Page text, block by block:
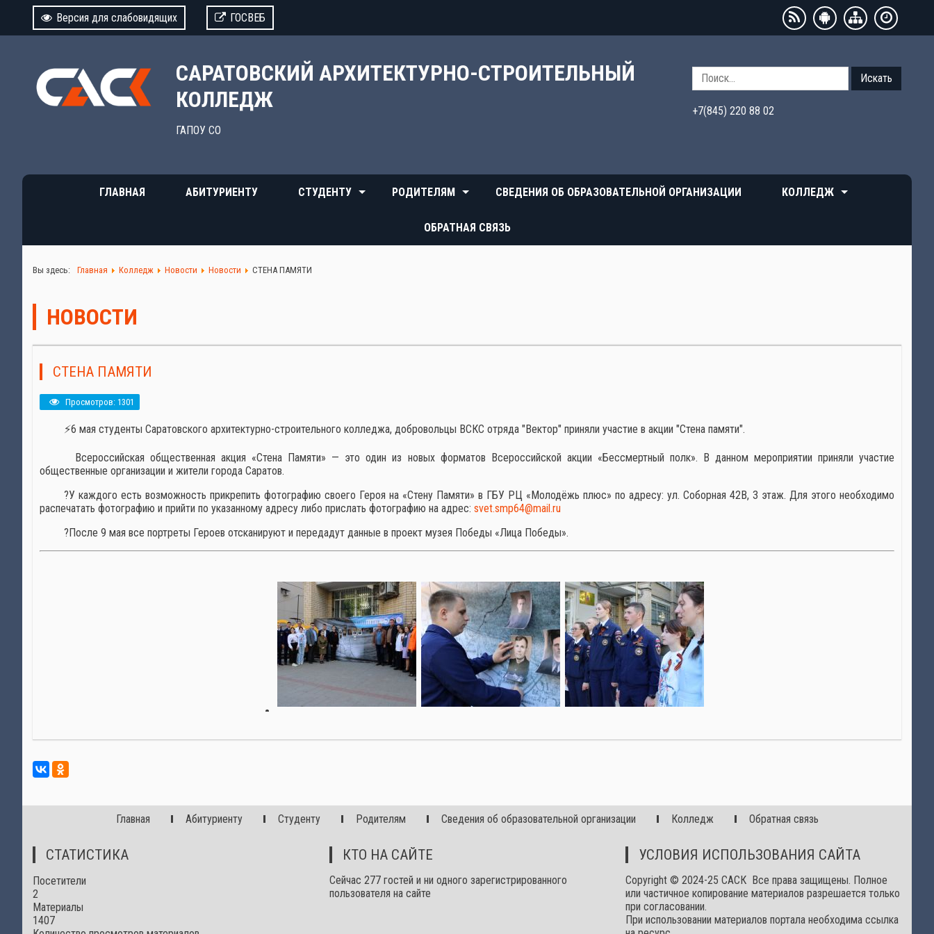
Версия для слабовидящих ГОСВЕБ
САРАТОВСКИЙ АРХИТЕКТУРНО-СТРОИТЕЛЬНЫЙ
КОЛЛЕДЖ
ГАПОУ СО
Искать
+7(845) 220 88 02
ГЛАВНАЯ АБИТУРИЕНТУ СТУДЕНТУ РОДИТЕЛЯМ СВЕДЕНИЯ ОБ ОБРАЗОВАТЕЛЬНОЙ ОРГАНИЗАЦИИ КОЛЛЕДЖ
ОБРАТНАЯ СВЯЗЬ
Вы здесь: Главная Колледж Новости Новости СТЕНА ПАМЯТИ
НОВОСТИ
СТЕНА ПАМЯТИ
Просмотров: 1301
⚡6 мая студенты Саратовского архитектурно-строительного колледжа, добровольцы ВСКС отряда "Вектор" приняли участие в акции "Стена памяти".
Всероссийская общественная акция «Стена Памяти» — это один из новых форматов Всероссийской акции «Бессмертный полк». В данном мероприятии приняли участие
общественные организации и жители города Саратов.
?У каждого есть возможность прикрепить фотографию своего Героя на «Стену Памяти» в ГБУ РЦ «Молодёжь плюс» по адресу: ул. Соборная 42В, 3 этаж. Для этого необходимо
распечатать фотографию и прийти по указанному адресу либо прислать фотографию на адрес: svet.smp64@mail.ru
?После 9 мая все портреты Героев отсканируют и передадут данные в проект музея Победы «Лица Победы».
Главная Абитуриенту Студенту Родителям Сведения об образовательной организации Колледж Обратная связь
СТАТИСТИКА
Посетители
2
Материалы
1407
КТО НА САЙТЕ
Сейчас 277 гостей и ни одного зарегистрированного
пользователя на сайте
УСЛОВИЯ ИСПОЛЬЗОВАНИЯ САЙТА
Copyright © 2024-25 САСК Все права защищены. Полное
или частичное копирование материалов разрешается только
при согласовании.
При использовании материалов портала необходима ссылка